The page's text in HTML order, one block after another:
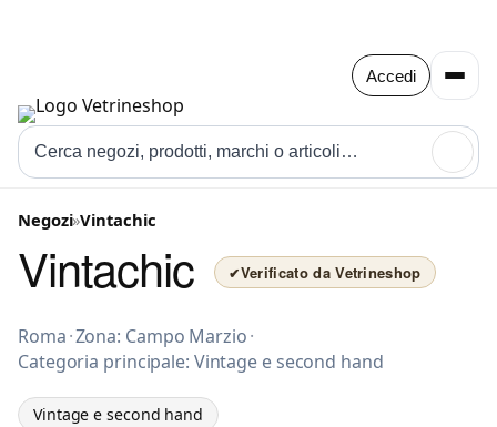
Accedi
Negozi»Vintachic
Vintachic ✔Verificato da Vetrineshop
Vintage e second hand a Roma
Roma·Zona: Campo Marzio·
Categoria principale: Vintage e second hand
Vintage e second hand